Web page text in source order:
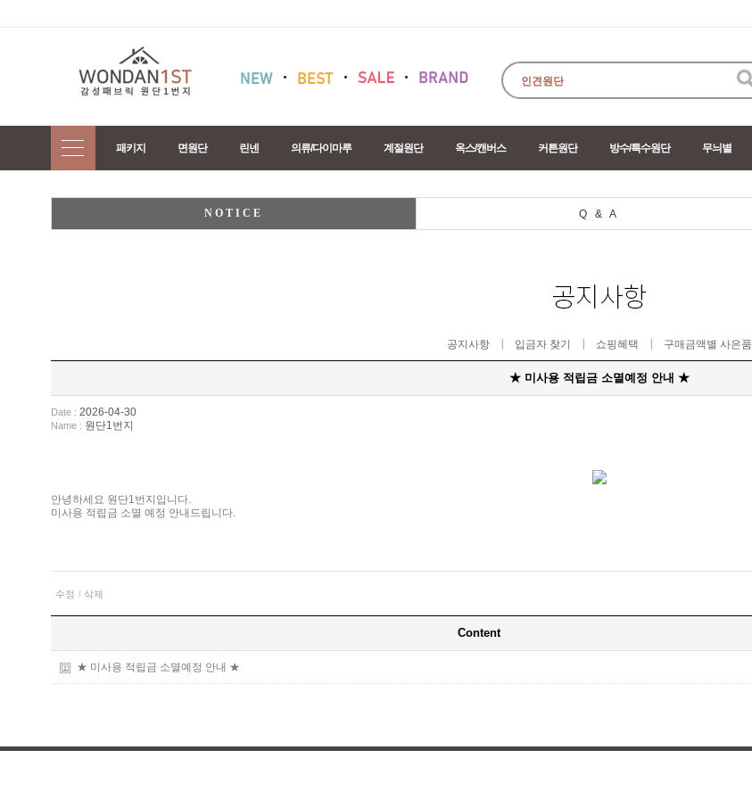
패키지 면원단 린넨 의류/다이마루 계절원단 옥스/캔버스 커튼원단 방수/특수원단 무늬별
NOTICE Q & A
공지사항 입금자 찾기 쇼핑혜택 구매금액별 사은품
★ 미사용 적립금 소멸예정 안내 ★
Date : 2026-04-30
Name : 원단1번지
안녕하세요 원단1번지입니다.
미사용 적립금 소멸 예정 안내드립니다.
수정 삭제
Content
★ 미사용 적립금 소멸예정 안내 ★